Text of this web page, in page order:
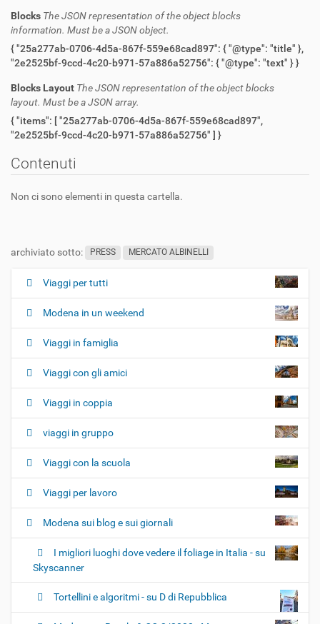
Blocks The JSON representation of the object blocks
information. Must be a JSON object.
{ "25a277ab-0706-4d5a-867f-559e68cad897": { "@type": "title" },
"2e2525bf-9ccd-4c20-b971-57a886a52756": { "@type": "text" } }
Blocks Layout The JSON representation of the object blocks
layout. Must be a JSON array.
{ "items": [ "25a277ab-0706-4d5a-867f-559e68cad897",
"2e2525bf-9ccd-4c20-b971-57a886a52756" ] }
Contenuti
Non ci sono elementi in questa cartella.
archiviato sotto: PRESS MERCATO ALBINELLI
N
g
a
z
o
n
e
Viaggi per tutti
Modena in un weekend
Viaggi in famiglia
Viaggi con gli amici
Viaggi in coppia
viaggi in gruppo
Viaggi con la scuola
Viaggi per lavoro
Modena sui blog e sui giornali
I migliori luoghi dove vedere il foliage in Italia - su
Skyscanner
Tortellini e algoritmi - su D di Repubblica